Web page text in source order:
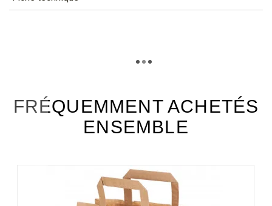
FRÉQUEMMENT ACHETÉS
ENSEMBLE